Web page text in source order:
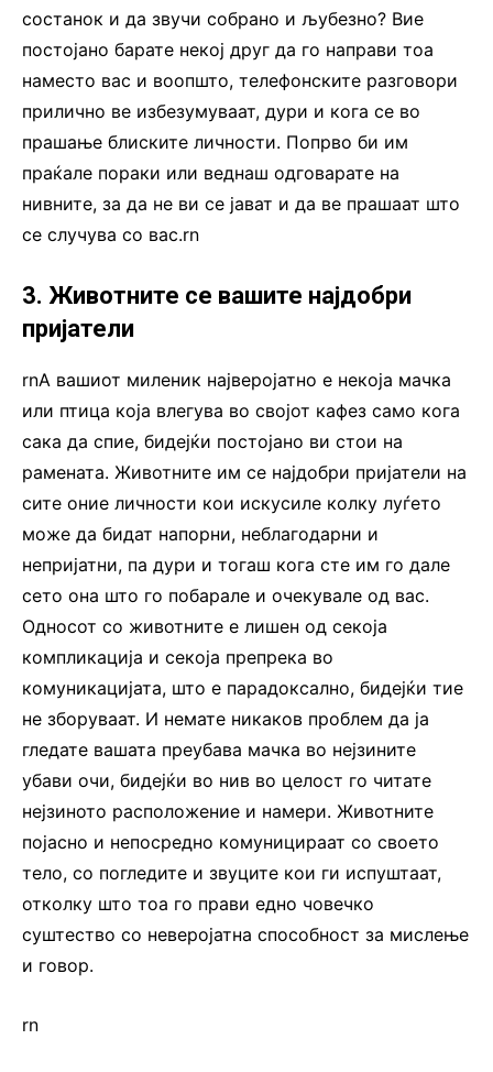
состанок и да звучи собрано и љубезно? Вие
постојано барате некој друг да го направи тоа
наместо вас и воопшто, телефонските разговори
прилично ве избезумуваат, дури и кога се во
прашање блиските личности. Попрво би им
праќале пораки или веднаш одговарате на
нивните, за да не ви се јават и да ве прашаат што
се случува со вас.rn
3. Животните се вашите најдобри
пријатели
rnА вашиот миленик најверојатно е некоја мачка
или птица која влегува во својот кафез само кога
сака да спие, бидејќи постојано ви стои на
рамената. Животните им се најдобри пријатели на
сите оние личности кои искусиле колку луѓето
може да бидат напорни, неблагодарни и
непријатни, па дури и тогаш кога сте им го дале
сето она што го побарале и очекувале од вас.
Односот со животните е лишен од секоја
компликација и секоја препрека во
комуникацијата, што е парадоксално, бидејќи тие
не зборуваат. И немате никаков проблем да ја
гледате вашата преубава мачка во нејзините
убави очи, бидејќи во нив во целост го читате
нејзиното расположение и намери. Животните
појасно и непосредно комуницираат со своето
тело, со погледите и звуците кои ги испуштаат,
отколку што тоа го прави едно човечко
суштество со неверојатна способност за мислење
и говор.
rn